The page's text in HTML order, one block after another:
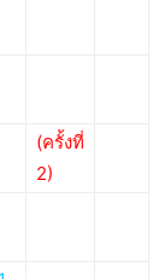
(ครั้งที่
2)